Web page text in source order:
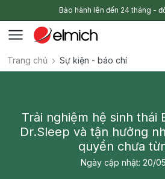
Bảo hành lên đến 24 tháng -
Trang chủ Sự kiện - báo chí
Trải nghiệm hệ sinh thái
Dr.Sleep và tận hưởng
quyền chưa
Ngày cập nhật: 20/